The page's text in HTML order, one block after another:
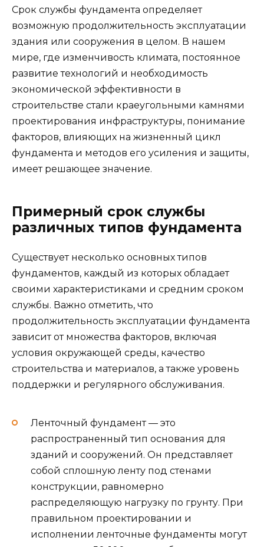
Срок службы фундамента определяет
возможную продолжительность эксплуатации
здания или сооружения в целом. В нашем
мире, где изменчивость климата, постоянное
развитие технологий и необходимость
экономической эффективности в
строительстве стали краеугольными камнями
проектирования инфраструктуры, понимание
факторов, влияющих на жизненный цикл
фундамента и методов его усиления и защиты,
имеет решающее значение.
Примерный срок службы
различных типов фундамента
Существует несколько основных типов
фундаментов, каждый из которых обладает
своими характеристиками и средним сроком
службы. Важно отметить, что
продолжительность эксплуатации фундамента
зависит от множества факторов, включая
условия окружающей среды, качество
строительства и материалов, а также уровень
поддержки и регулярного обслуживания.
Ленточный фундамент — это
распространенный тип основания для
зданий и сооружений. Он представляет
собой сплошную ленту под стенами
конструкции, равномерно
распределяющую нагрузку по грунту. При
правильном проектировании и
исполнении ленточные фундаменты могут